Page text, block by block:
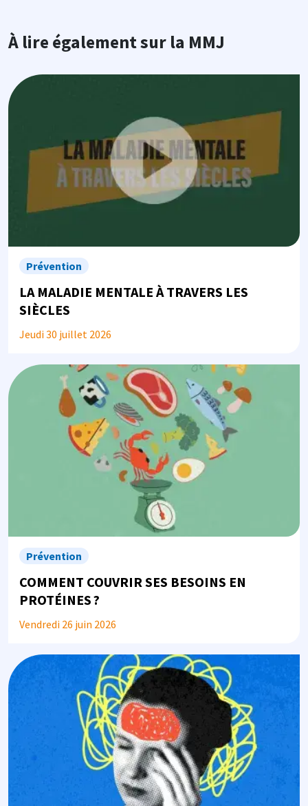
À lire également sur la MMJ
Image
Prévention
LA MALADIE MENTALE À TRAVERS LES
SIÈCLES
Jeudi 30 juillet 2026
Image
Prévention
COMMENT COUVRIR SES BESOINS EN
PROTÉINES ?
Vendredi 26 juin 2026
Image